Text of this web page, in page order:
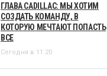
ГЛАВА CADILLAC: МЫ ХОТИМ
СОЗДАТЬ КОМАНДУ, В
КОТОРУЮ МЕЧТАЮТ ПОПАСТЬ
ВСЕ
Сегодня в 11:20